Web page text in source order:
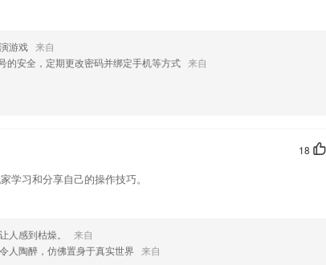
送，货主确认交货即可结算。
人进行交流
本功能、章节练习、自动阅卷与评卷、考试成绩统计等六大功能模
」；
有趣的英语启蒙学习；
游戏 来自
的安全，定期更改密码并绑定手机等方式 来自
18
学习和分享自己的操作技巧。
人感到枯燥。
来自
人陶醉，仿佛置身于真实世界 来自